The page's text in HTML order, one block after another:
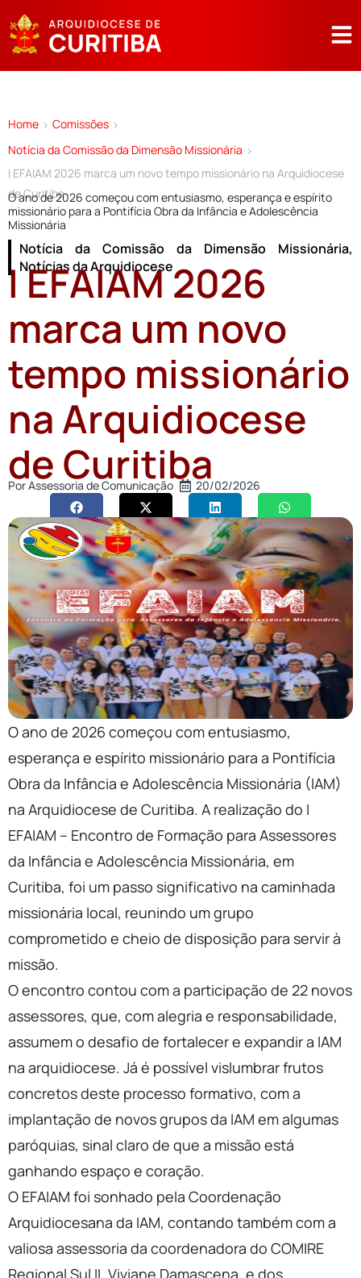
Home > Comissões >
Notícia da Comissão da Dimensão Missionária >
I EFAIAM 2026 marca um novo tempo missionário na Arquidiocese
de Curitiba
O ano de 2026 começou com entusiasmo, esperança e espírito
missionário para a Pontifícia Obra da Infância e Adolescência
Missionária
Notícia da Comissão da Dimensão Missionária,
Notícias da Arquidiocese
I EFAIAM 2026
marca um novo
tempo missionário
na Arquidiocese
de Curitiba
PorAssessoria de Comunicação 20/02/2026
O ano de 2026 começou com entusiasmo,
esperança e espírito missionário para a Pontifícia
Obra da Infância e Adolescência Missionária (IAM)
na Arquidiocese de Curitiba. A realização do I
EFAIAM – Encontro de Formação para Assessores
da Infância e Adolescência Missionária, em
Curitiba, foi um passo significativo na caminhada
missionária local, reunindo um grupo
comprometido e cheio de disposição para servir à
missão.
O encontro contou com a participação de 22 novos
assessores, que, com alegria e responsabilidade,
assumem o desafio de fortalecer e expandir a IAM
na arquidiocese. Já é possível vislumbrar frutos
concretos deste processo formativo, com a
implantação de novos grupos da IAM em algumas
paróquias, sinal claro de que a missão está
ganhando espaço e coração.
O EFAIAM foi sonhado pela Coordenação
Arquidiocesana da IAM, contando também com a
valiosa assessoria da coordenadora do COMIRE